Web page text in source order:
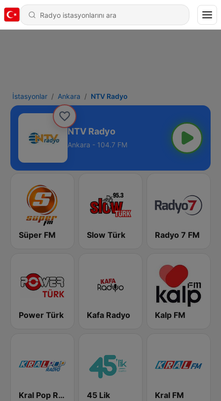
İstasyonlar Ankara NTV Radyo
NTV Radyo
Ankara - 104.7 FM
Süper FM Slow Türk Radyo 7 FM
Power Türk Kafa Radyo Kalp FM
Kral Pop Radyo 45 Lik Kral FM